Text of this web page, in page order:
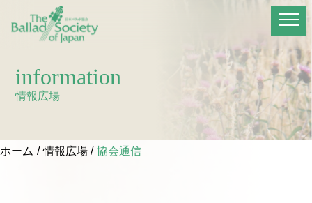
information
情報広場
ホーム 情報広場 協会通信